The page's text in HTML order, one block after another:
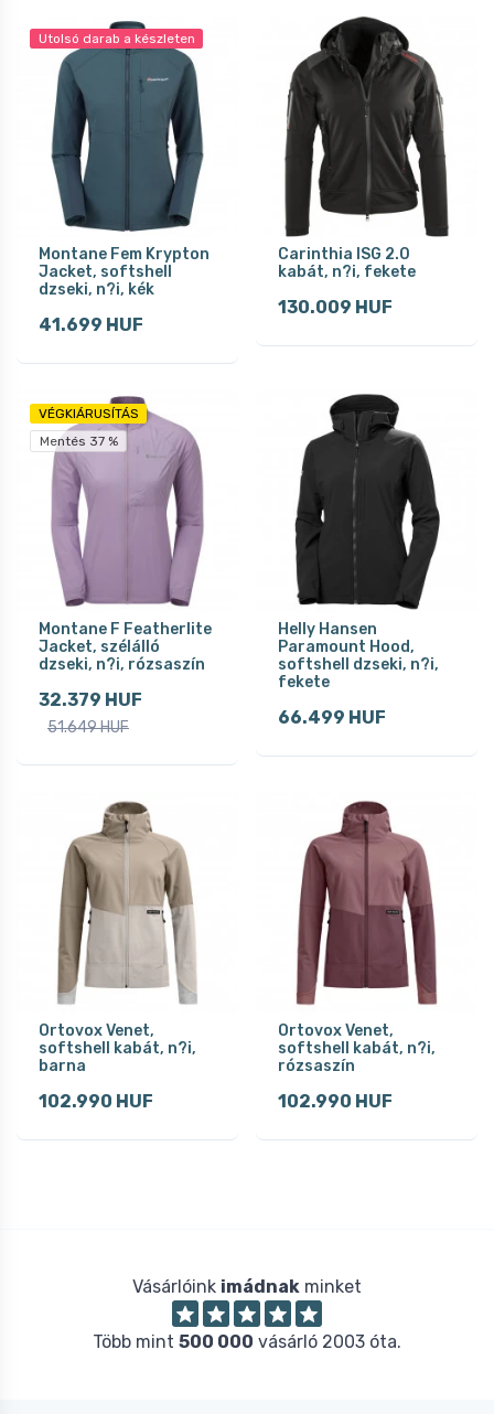
Utolsó darab a készleten
Montane Fem Krypton
Jacket, softshell
dzseki, n?i, kék
41.699 HUF
Carinthia ISG 2.0
kabát, n?i, fekete
130.009 HUF
VÉGKIÁRUSÍTÁS
Mentés 37 %
Montane F Featherlite
Jacket, szélálló
dzseki, n?i, rózsaszín
32.379 HUF
51.649 HUF
Helly Hansen
Paramount Hood,
softshell dzseki, n?i,
fekete
66.499 HUF
Ortovox Venet,
softshell kabát, n?i,
barna
102.990 HUF
Ortovox Venet,
softshell kabát, n?i,
rózsaszín
102.990 HUF
Vásárlóink imádnak minket
Több mint 500 000 vásárló 2003 óta.